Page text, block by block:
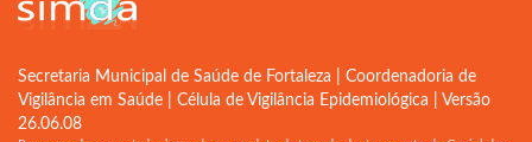
Secretaria Municipal de Saúde de Fortaleza | Coordenadoria de
Vigilância em Saúde | Célula de Vigilância Epidemiológica | Versão
26.06.08